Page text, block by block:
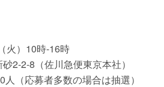
火）10時-16時
2-2-8（佐川急便東京本社）
（応募者多数の場合は抽選）